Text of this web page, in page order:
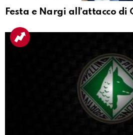
Festa e Nargi all’attacco di